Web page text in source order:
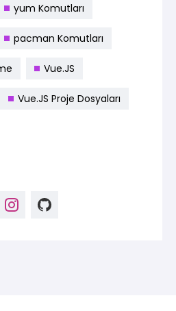
yum Komutları
pacman Komutları
Vue.JS
Vue.JS Proje Dosyaları